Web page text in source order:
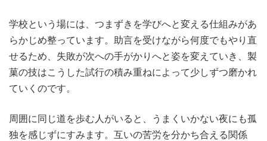
学校という場には、つまずきを学びへと変える仕組みがあ
らかじめ整っています。助言を受けながら何度でもやり直
せるため、失敗が次への手がかりへと姿を変えていき、製
菓の技はこうした試行の積み重ねによって少しずつ磨かれ
ていくのです。
周囲に同じ道を歩む人がいると、うまくいかない夜にも孤
独を感じずにすみます。互いの苦労を分かち合える関係